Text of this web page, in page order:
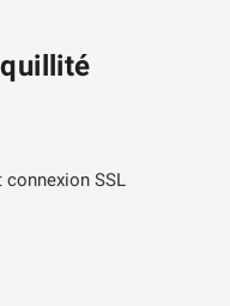
connexion SSL